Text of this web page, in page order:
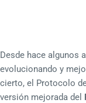
Desde hace algunos
evolucionando y
cierto, el Protocolo
versión mejorada del